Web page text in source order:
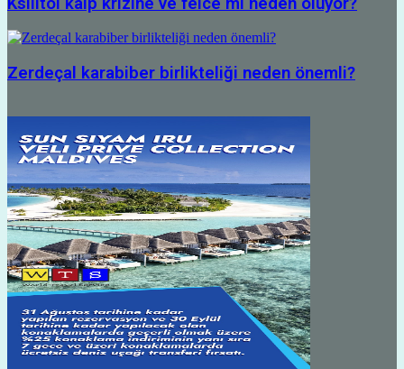
Zerdeçal karabiber birlikteliği neden önemli?